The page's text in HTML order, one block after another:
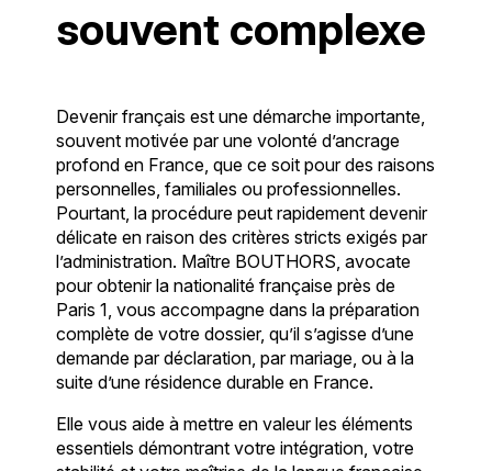
souvent complexe
Devenir français est une démarche importante,
souvent motivée par une volonté d’ancrage
profond en France, que ce soit pour des raisons
personnelles, familiales ou professionnelles.
Pourtant, la procédure peut rapidement devenir
délicate en raison des critères stricts exigés par
l’administration. Maître BOUTHORS, avocate
pour obtenir la nationalité française près de
Paris 1, vous accompagne dans la préparation
complète de votre dossier, qu’il s’agisse d’une
demande par déclaration, par mariage, ou à la
suite d’une résidence durable en France.
Elle vous aide à mettre en valeur les éléments
essentiels démontrant votre intégration, votre